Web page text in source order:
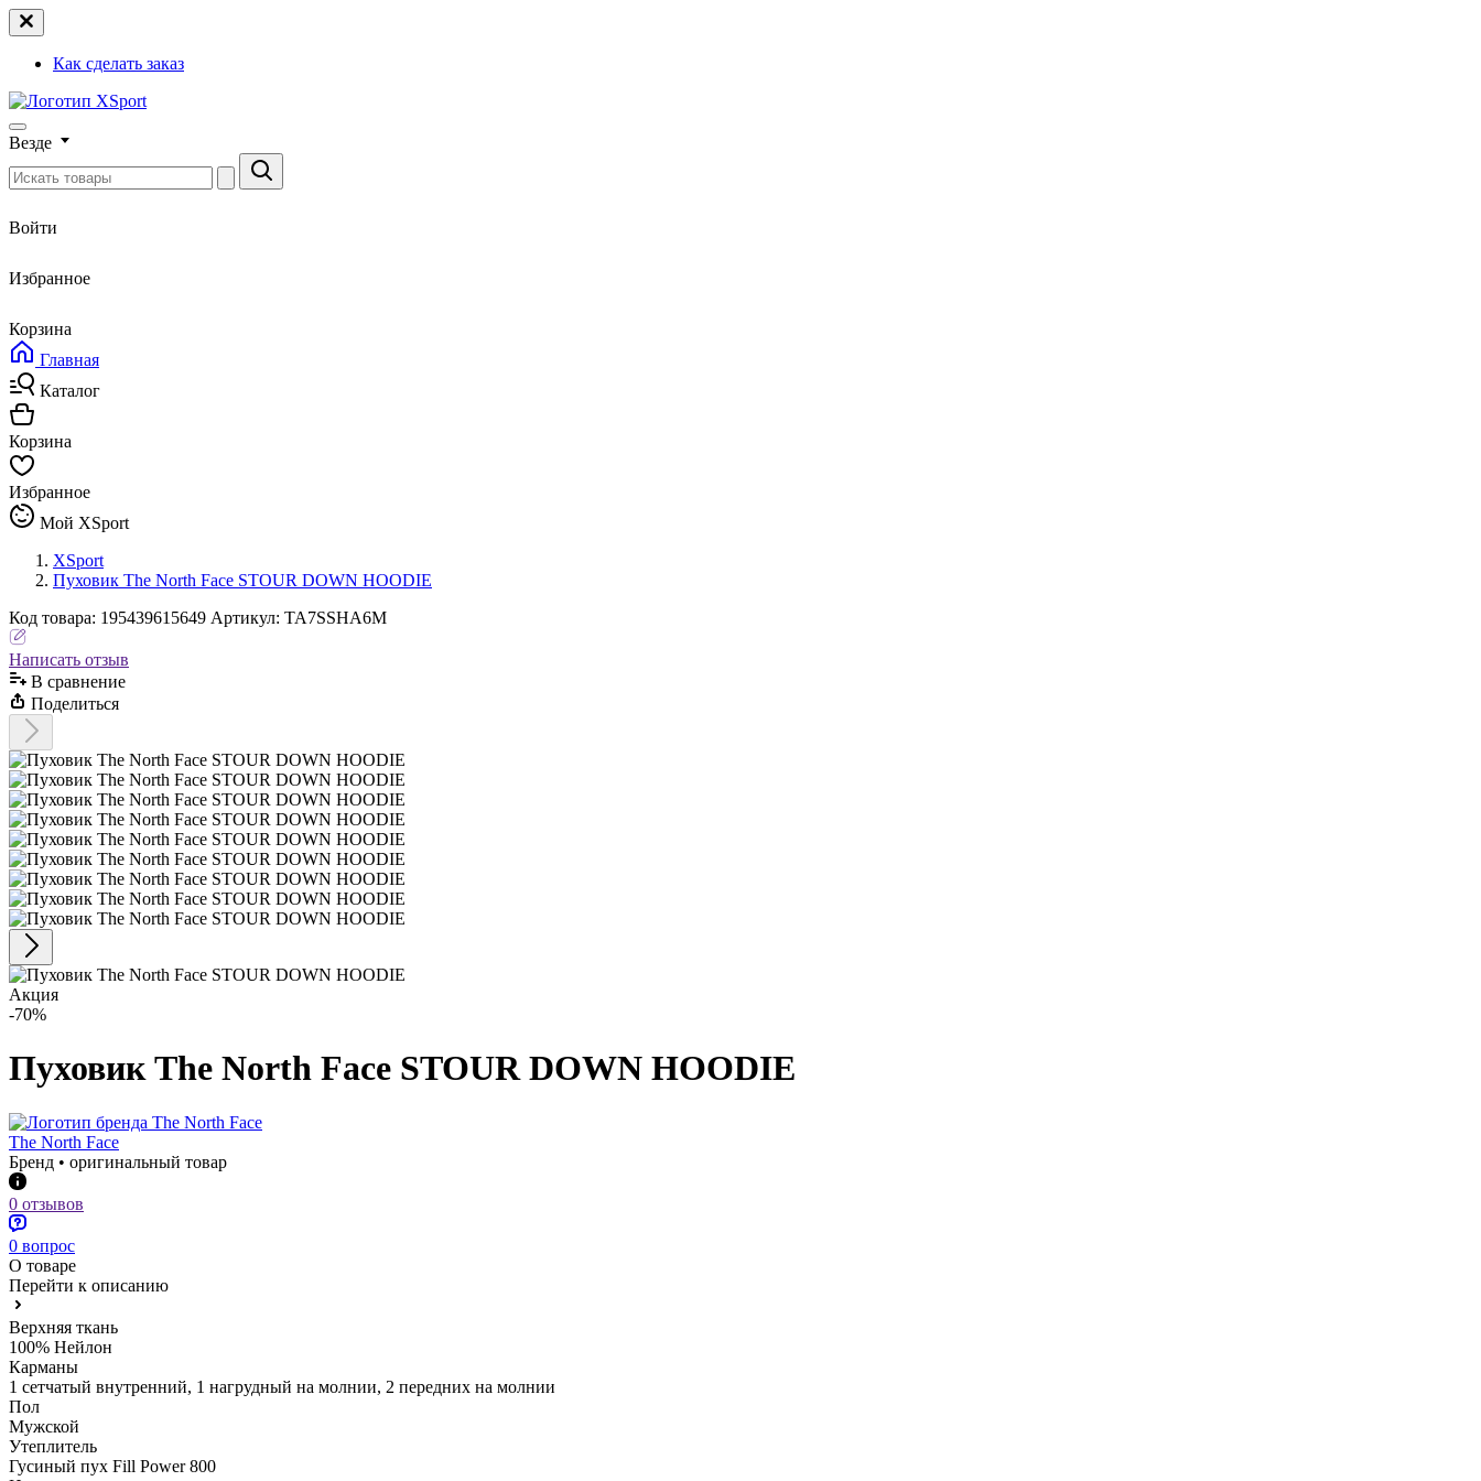
Как сделать заказ
Везде
Войти
Избранное
Корзина
Главная
Каталог
Корзина
Избранное
Мой XSport
XSport
Пуховик The North Face STOUR DOWN HOODIE
Код товара: 195439615649 Артикул: TA7SSHA6M
Написать отзыв
В сравнениe
Поделиться
Акция
-70%
Пуховик The North Face STOUR DOWN HOODIE
The North Face
Бренд • оригинальный товар
0 отзывов
0 вопрос
О товаре
Перейти к описанию
Верхняя ткань
100% Нейлон
Карманы
1 сетчатый внутренний, 1 нагрудный на молнии, 2 передних на молнии
Пол
Мужской
Утеплитель
Гусиный пух Fill Power 800